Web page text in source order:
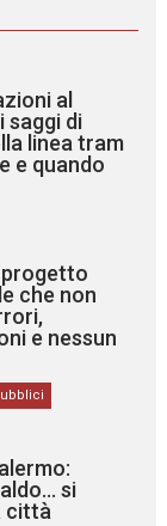
al
saggi di
linea tram
e quando
progetto
che non
e nessun
si
città